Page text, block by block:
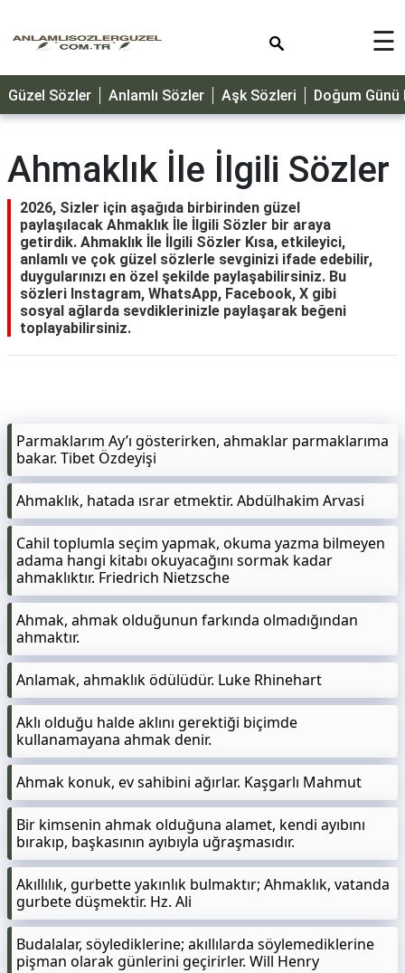
GÜZEL
SÖZLER
SÖZLER
DOĞUM
GÜNÜ
MESAJLARI
ÖZEL
GÜNLER
DİNİ
SÖZLER
☰
Güzel Sözler Anlamlı Sözler Aşk Sözleri Doğum Günü
Ahmaklık İle İlgili Sözler
2026, Sizler için aşağıda birbirinden güzel
paylaşılacak Ahmaklık İle İlgili Sözler bir araya
getirdik. Ahmaklık İle İlgili Sözler Kısa, etkileyici,
anlamlı ve çok güzel sözlerle sevginizi ifade edebilir,
duygularınızı en özel şekilde paylaşabilirsiniz. Bu
sözleri Instagram, WhatsApp, Facebook, X gibi
sosyal ağlarda sevdiklerinizle paylaşarak beğeni
toplayabilirsiniz.
Parmaklarım Ay’ı gösterirken, ahmaklar parmaklarıma
bakar. Tibet Özdeyişi
Ahmaklık, hatada ısrar etmektir. Abdülhakim Arvasi
Cahil toplumla seçim yapmak, okuma yazma bilmeyen
adama hangi kitabı okuyacağını sormak kadar
ahmaklıktır. Friedrich Nietzsche
Ahmak, ahmak olduğunun farkında olmadığından
ahmaktır.
Anlamak, ahmaklık ödülüdür. Luke Rhinehart
Aklı olduğu halde aklını gerektiği biçimde
kullanamayana ahmak denir.
Ahmak konuk, ev sahibini ağırlar. Kaşgarlı Mahmut
Bir kimsenin ahmak olduğuna alamet, kendi ayıbını
bırakıp, başkasının ayıbıyla uğraşmasıdır.
Akıllılık, gurbette yakınlık bulmaktır; Ahmaklık, vatanda
gurbete düşmektir. Hz. Ali
Budalalar, söylediklerine; akıllılarda söylemediklerine
pişman olarak günlerini geçirirler. Will Henry